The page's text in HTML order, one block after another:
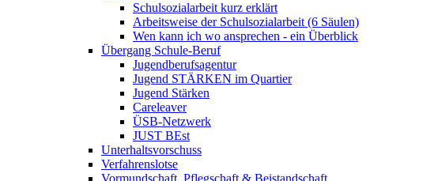
Schulsozialarbeit kurz erklärt
Arbeitsweise der Schulsozialarbeit (6 Säulen)
Wen kann ich wo ansprechen - ein Überblick
Übergang Schule-Beruf
Jugendberufsagentur
Jugend STÄRKEN im Quartier
Jugend Stärken
Careleaver
ÜSB-Netzwerk
JUST BEst
Unterhaltsvorschuss
Verfahrenslotse
Vormundschaft, Pflegschaft & Beistandschaft